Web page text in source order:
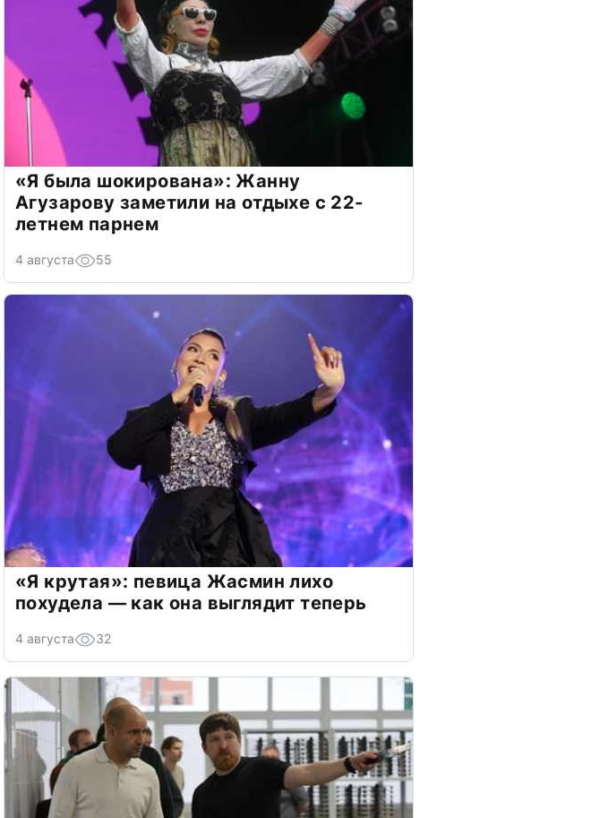
«Я была шокирована»: Жанну
Агузарову заметили на отдыхе с 22-
летнем парнем
4 августа 55
«Я крутая»: певица Жасмин лихо
похудела — как она выглядит теперь
4 августа 32